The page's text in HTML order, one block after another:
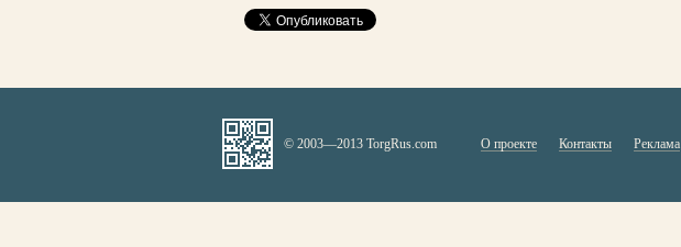
© 2003—2013 TorgRus.com О проекте Контакты Реклама